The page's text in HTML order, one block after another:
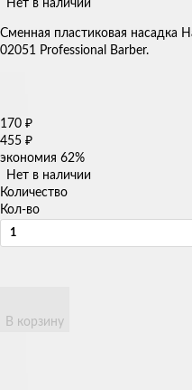
Нет в наличии
​Сменная пластиковая насадка
02051 Professional Barber.
170 ₽
455 ₽
экономия 62%
Нет в наличии
Количество
Кол-во
В корзину